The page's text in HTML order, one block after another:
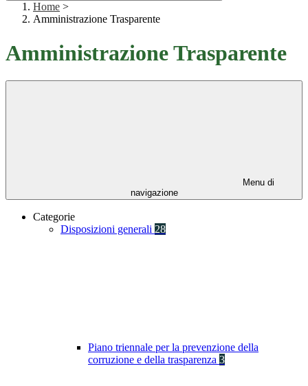
Home >
Amministrazione Trasparente
Amministrazione Trasparente
Menu di
navigazione
Categorie
Disposizioni generali 28
Piano triennale per la prevenzione della
corruzione e della trasparenza 3